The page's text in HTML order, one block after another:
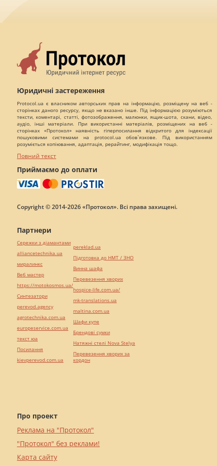
Юридичні застереження
Protocol.ua є власником авторських прав на інформацію, розміщену на веб -
сторінках даного ресурсу, якщо не вказано інше. Під інформацією розуміються
тексти, коментарі, статті, фотозображення, малюнки, ящик-шота, скани, відео,
аудіо, інші матеріали. При використанні матеріалів, розміщених на веб -
сторінках «Протокол» наявність гіперпосилання відкритого для індексації
пошуковими системами на protocol.ua обов`язкове. Під використанням
розуміється копіювання, адаптація, рерайтинг, модифікація тощо.
Повний текст
Приймаємо до оплати
Copyright © 2014-2026 «Протокол». Всі права захищені.
Про проект
Реклама на "Протокол"
"Протокол" без реклами!
Карта сайту
Партнери
Сережки з діамантами
alliancetechnika.ua
миралинкс
Веб мастер
https://motokosmos.ua/
Синтезатори
perevod.agency
agrotechnika.com.ua
europeservice.com.ua
текст юа
Посилання
kievperevod.com.ua
pereklad.ua
Підготовка до НМТ / ЗНО
Винна шафа
Перевезення хворих
hospice-life.com.ua/
mk-translations.ua
maltina.com.ua
Шафи купе
Брендові сумки
Натяжні стелі Nova Stelya
Перевезення хворих за
кордон